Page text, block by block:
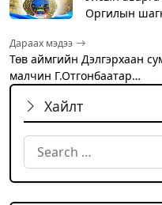
Оргилын
Дараах мэдээ
Төв аймгийн Дэлгэрхаан
малчин Г.Отгонбаатар…
Хайлт
Search for: